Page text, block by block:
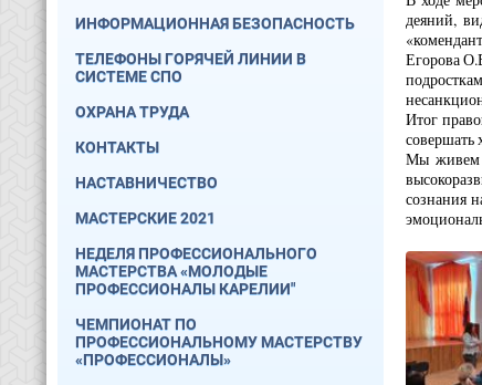
ИНФОРМАЦИОННАЯ БЕЗОПАСНОСТЬ
ТЕЛЕФОНЫ ГОРЯЧЕЙ ЛИНИИ В
СИСТЕМЕ СПО
ОХРАНА ТРУДА
КОНТАКТЫ
НАСТАВНИЧЕСТВО
МАСТЕРСКИЕ 2021
НЕДЕЛЯ ПРОФЕССИОНАЛЬНОГО
МАСТЕРСТВА «МОЛОДЫЕ
ПРОФЕССИОНАЛЫ КАРЕЛИИ"
ЧЕМПИОНАТ ПО
ПРОФЕССИОНАЛЬНОМУ МАСТЕРСТВУ
«ПРОФЕССИОНАЛЫ»
деяний,
Егорова
Итог
совершать
Мы живем
сознания